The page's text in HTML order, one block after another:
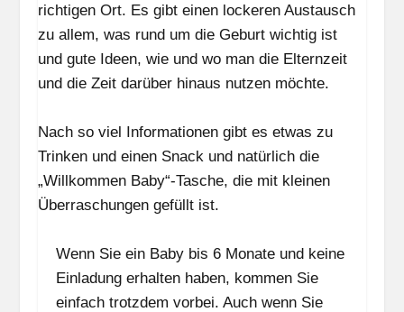
richtigen Ort. Es gibt einen lockeren Austausch
zu allem, was rund um die Geburt wichtig ist
und gute Ideen, wie und wo man die Elternzeit
und die Zeit darüber hinaus nutzen möchte.
Nach so viel Informationen gibt es etwas zu
Trinken und einen Snack und natürlich die
„Willkommen Baby“-Tasche, die mit kleinen
Überraschungen gefüllt ist.
Wenn Sie ein Baby bis 6 Monate und keine
Einladung erhalten haben, kommen Sie
einfach trotzdem vorbei. Auch wenn Sie